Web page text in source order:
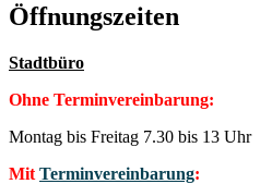
Öffnungszeiten
Stadtbüro
Ohne Terminvereinbarung:
Montag bis Freitag 7.30 bis 13 Uhr
Mit Terminvereinbarung: